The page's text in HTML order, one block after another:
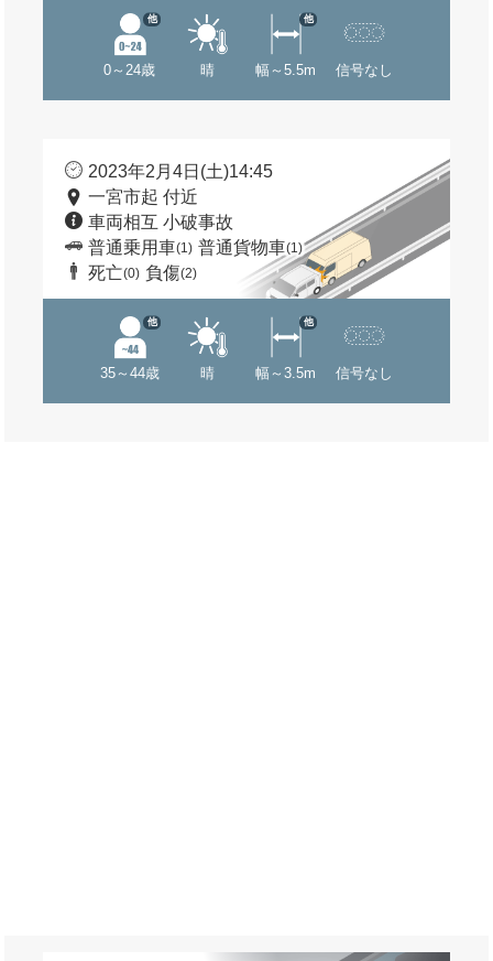
0～24歳
他
晴 幅～5.5m
他
信号なし
2023年2月4日(土)14:45
一宮市起 付近
車両相互 小破事故
普通乗用車(1) 普通貨物車(1)
死亡(0) 負傷(2)
35～44歳
他
晴 幅～3.5m
他
信号なし